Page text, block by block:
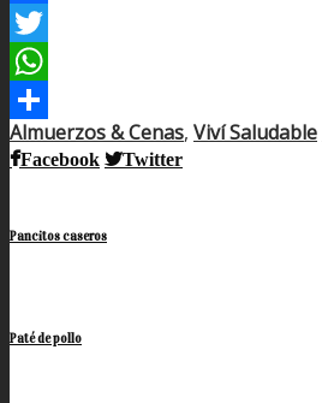
Facebook
Twitter
WhatsApp
Compartir
Almuerzos & Cenas, Viví Saludable
Facebook Twitter
Pancitos caseros
Paté de pollo